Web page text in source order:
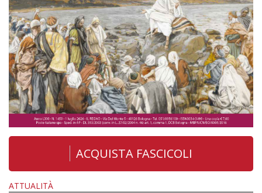
ACQUISTA FASCICOLI
ATTUALITÀ